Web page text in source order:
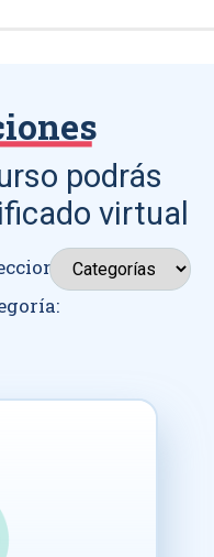
podrás
virtual